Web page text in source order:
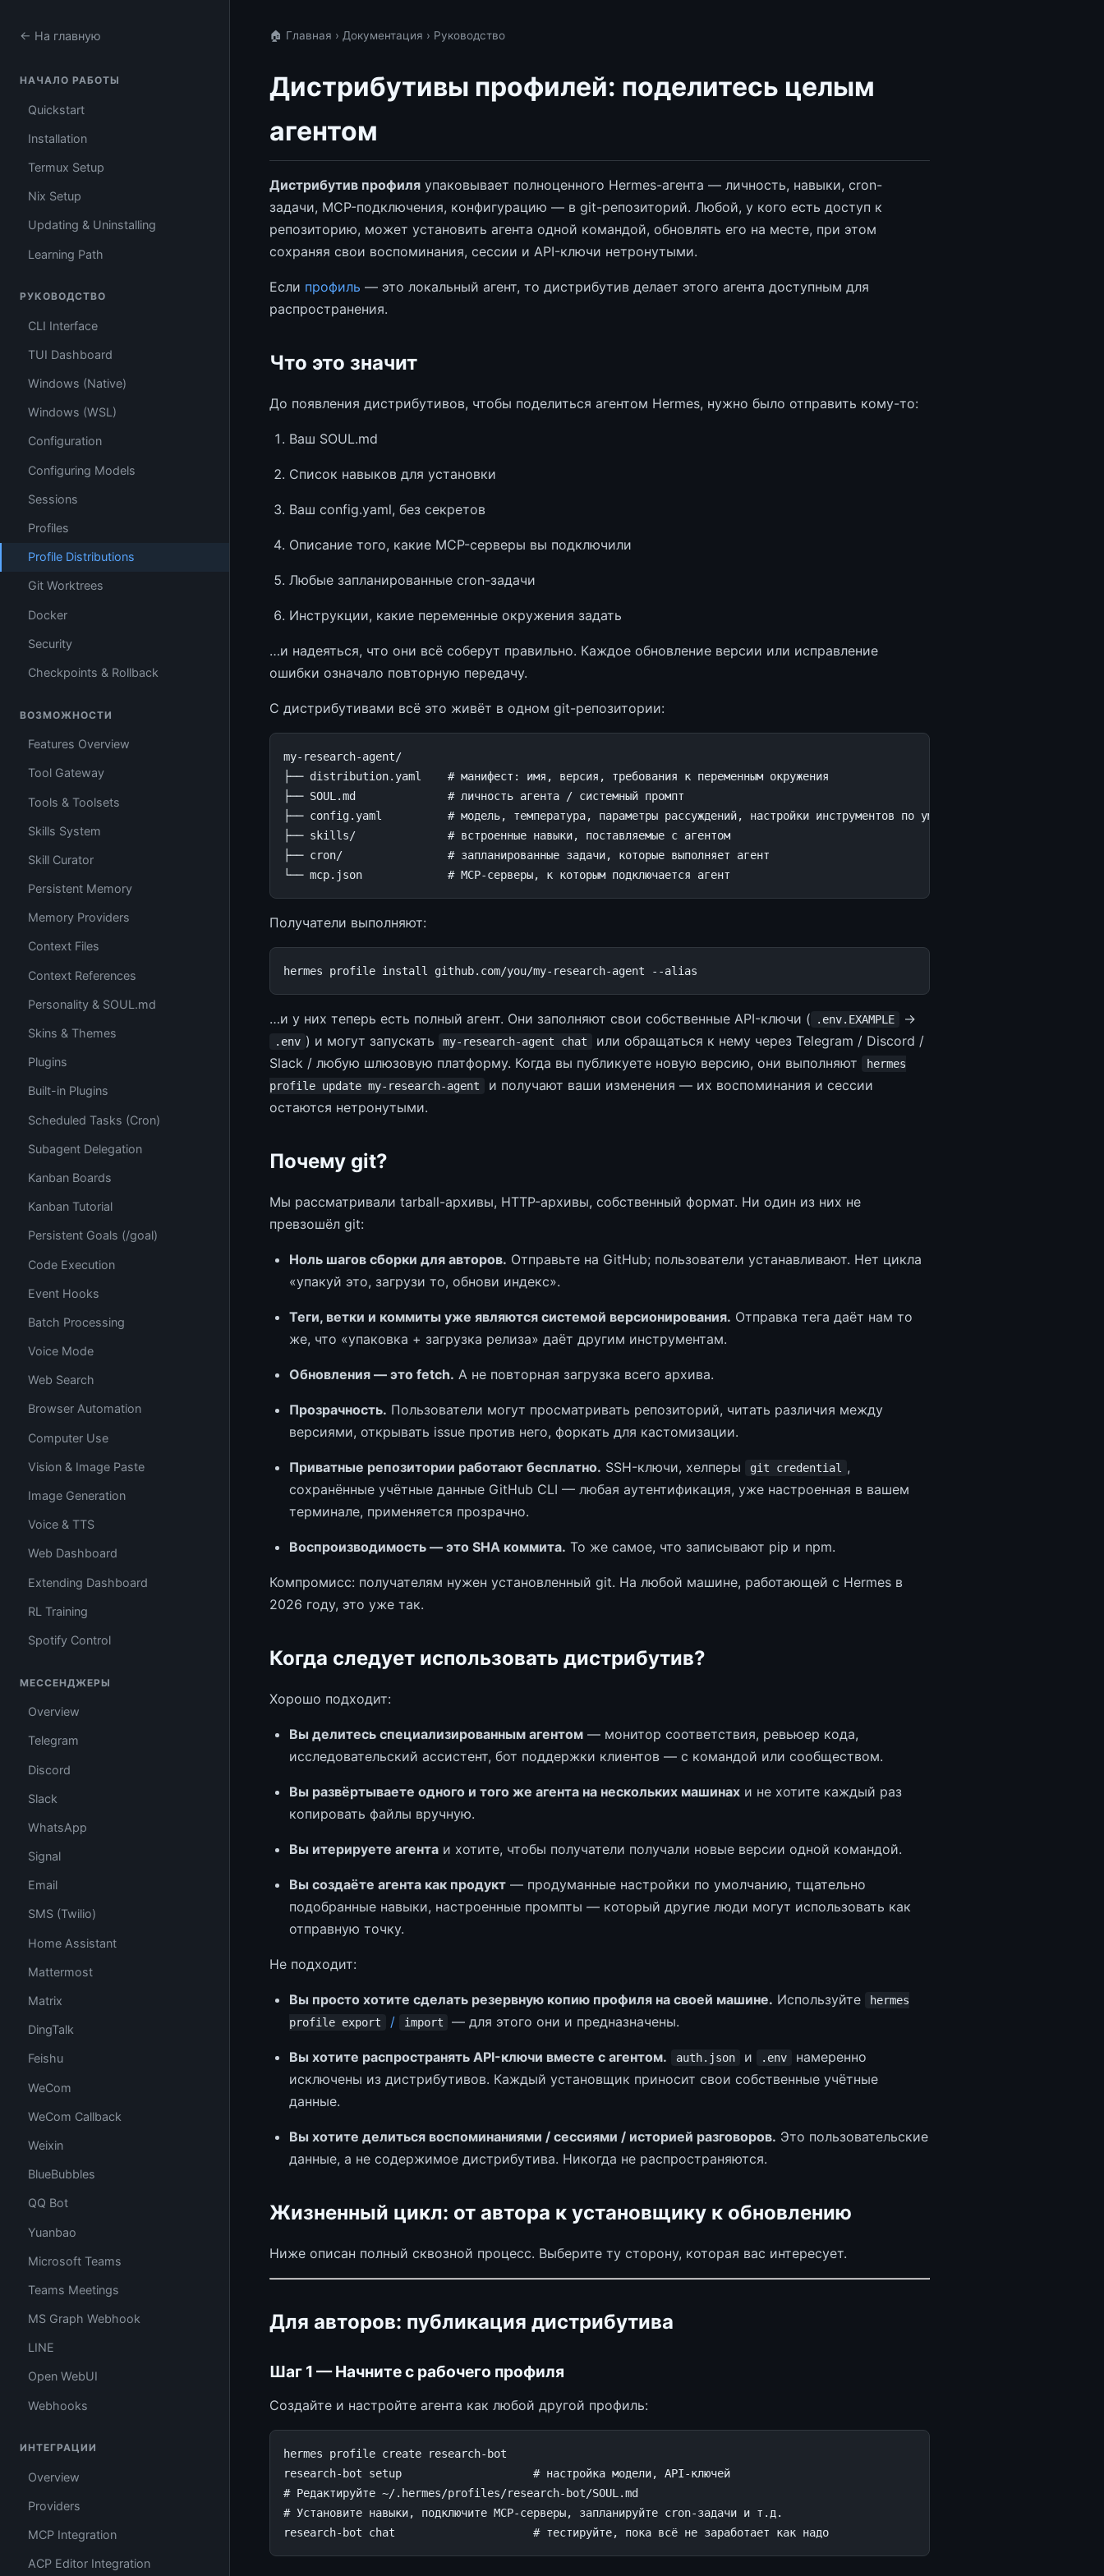
← На главную
НАЧАЛО РАБОТЫ
Quickstart
Installation
Termux Setup
Nix Setup
Updating & Uninstalling
Learning Path
РУКОВОДСТВО
CLI Interface
TUI Dashboard
Windows (Native)
Windows (WSL)
Configuration
Configuring Models
Sessions
Profiles
Profile Distributions
Git Worktrees
Docker
Security
Checkpoints & Rollback
ВОЗМОЖНОСТИ
Features Overview
Tool Gateway
Tools & Toolsets
Skills System
Skill Curator
Persistent Memory
Memory Providers
Context Files
Context References
Personality & SOUL.md
Skins & Themes
Plugins
Built-in Plugins
Scheduled Tasks (Cron)
Subagent Delegation
Kanban Boards
Kanban Tutorial
Persistent Goals (/goal)
Code Execution
Event Hooks
Batch Processing
Voice Mode
Web Search
Browser Automation
Computer Use
Vision & Image Paste
Image Generation
Voice & TTS
Web Dashboard
Extending Dashboard
RL Training
Spotify Control
МЕССЕНДЖЕРЫ
Overview
Telegram
Discord
Slack
WhatsApp
Signal
Email
SMS (Twilio)
Home Assistant
Mattermost
Matrix
DingTalk
Feishu
WeCom
WeCom Callback
Weixin
BlueBubbles
QQ Bot
Yuanbao
Microsoft Teams
Teams Meetings
MS Graph Webhook
LINE
Open WebUI
Webhooks
ИНТЕГРАЦИИ
Overview
Providers
MCP Integration
ACP Editor Integration
🏠 Главная › Документация › Руководство
Дистрибутивы профилей: поделитесь целым
агентом
Дистрибутив профиля упаковывает полноценного Hermes-агента — личность, навыки, cron-
задачи, MCP-подключения, конфигурацию — в git-репозиторий. Любой, у кого есть доступ к
репозиторию, может установить агента одной командой, обновлять его на месте, при этом
сохраняя свои воспоминания, сессии и API-ключи нетронутыми.
Если профиль — это локальный агент, то дистрибутив делает этого агента доступным для
распространения.
Что это значит
До появления дистрибутивов, чтобы поделиться агентом Hermes, нужно было отправить кому-то:
Ваш SOUL.md
Список навыков для установки
Ваш config.yaml, без секретов
Описание того, какие MCP-серверы вы подключили
Любые запланированные cron-задачи
Инструкции, какие переменные окружения задать
…и надеяться, что они всё соберут правильно. Каждое обновление версии или исправление
ошибки означало повторную передачу.
С дистрибутивами всё это живёт в одном git-репозитории:
my- research-agent/
├── distribution. yaml
# манифест: имя, версия, требования к переменным окружения
├── SOUL .md
# личность агента / системный промпт
├── config. yaml
# модель, температура, параметры рассуждений, настройки инструментов по умолчанию
├── skills/
# встроенные навыки, поставляемые с агентом
├── cron/
# запланированные задачи, которые выполняет агент
└── mcp. json # MCP-серверы, к которым подключается агент
Получатели выполняют:
hermes profile install github.com/you/my-research-agent
…и у них теперь есть полный агент. Они заполняют свои собственные API-ключи ( .env.EXAMPLE →
.env ) и могут запускать my-research-agent chat
или обращаться к нему через Telegram / Discord /
Slack / любую шлюзовую платформу. Когда вы публикуете новую версию, они выполняют
hermes
profile update my-research-agent
и получают ваши изменения — их воспоминания и сессии
остаются нетронутыми.
Почему git?
Мы рассматривали tarball-архивы, HTTP-архивы, собственный формат. Ни один из них не
превзошёл git:
Ноль шагов сборки для авторов. Отправьте на GitHub; пользователи устанавливают. Нет цикла
«упакуй это, загрузи то, обнови индекс».
Теги, ветки и коммиты уже являются системой версионирования. Отправка тега даёт нам то
же, что «упаковка + загрузка релиза» даёт другим инструментам.
Обновления — это fetch. А не повторная загрузка всего архива.
Прозрачность. Пользователи могут просматривать репозиторий, читать различия между
версиями, открывать issue против него, форкать для кастомизации.
Приватные репозитории работают бесплатно. SSH-ключи, хелперы git credential
,
сохранённые учётные данные GitHub CLI — любая аутентификация, уже настроенная в вашем
терминале, применяется прозрачно.
Воспроизводимость — это SHA коммита. То же самое, что записывают pip и npm.
Компромисс: получателям нужен установленный git. На любой машине, работающей с Hermes в
2026 году, это уже так.
Когда следует использовать дистрибутив?
Хорошо подходит:
Вы делитесь специализированным агентом — монитор соответствия, ревьюер кода,
исследовательский ассистент, бот поддержки клиентов — с командой или сообществом.
Вы развёртываете одного и того же агента на нескольких машинах и не хотите каждый раз
копировать файлы вручную.
Вы итерируете агента и хотите, чтобы получатели получали новые версии одной командой.
Вы создаёте агента как продукт — продуманные настройки по умолчанию, тщательно
подобранные навыки, настроенные промпты — который другие люди могут использовать как
отправную точку.
Не подходит:
Вы просто хотите сделать резервную копию профиля на своей машине. Используйте
hermes
profile export
/ import — для этого они и предназначены.
Вы хотите распространять API-ключи вместе с агентом. auth.json и .env
намеренно
исключены из дистрибутивов. Каждый установщик приносит свои собственные учётные
данные.
Вы хотите делиться воспоминаниями / сессиями / историей разговоров. Это пользовательские
данные, а не содержимое дистрибутива. Никогда не распространяются.
Жизненный цикл: от автора к установщику к обновлению
Ниже описан полный сквозной процесс. Выберите ту сторону, которая вас интересует.
Для авторов: публикация дистрибутива
Шаг 1 — Начните с рабочего профиля
Создайте и настройте агента как любой другой профиль:
hermes profile create
research-bot
research-bot
setup
# настройка модели, API-ключей
# Редактируйте ~/.hermes/profiles/research-bot/SOUL.md
# Установите навыки, подключите MCP-серверы, запланируйте cron-задачи и т.д.
research-bot
chat # тестируйте, пока всё не заработает как надо